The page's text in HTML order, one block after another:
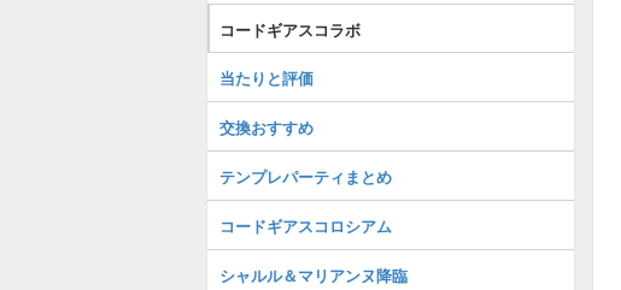
コードギアスコラボ
当たりと評価
交換おすすめ
テンプレパーティまとめ
コードギアスコロシアム
シャルル＆マリアンヌ降臨